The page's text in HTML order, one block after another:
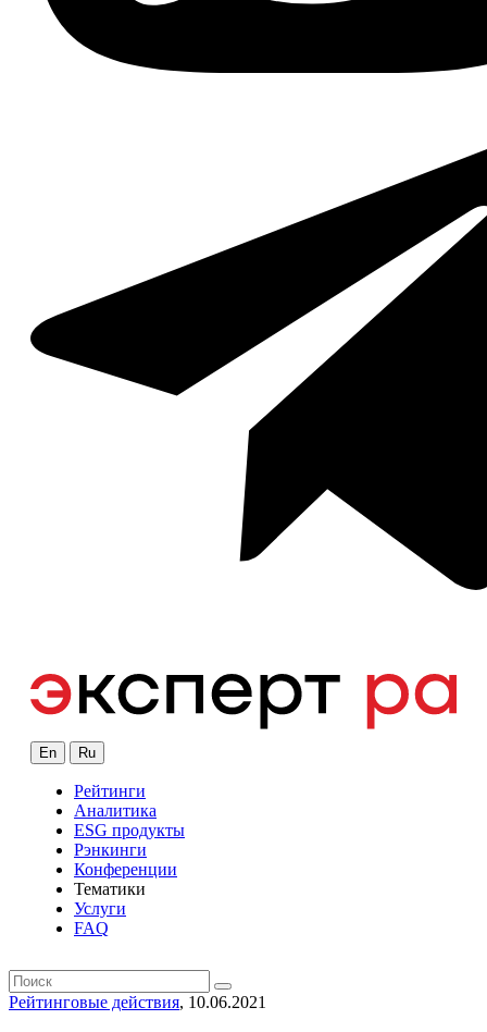
En Ru
Рейтинги
Аналитика
ESG продукты
Рэнкинги
Конференции
Тематики
Услуги
FAQ
Рейтинговые действия, 10.06.2021